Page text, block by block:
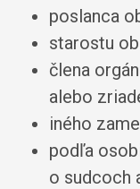
poslanca
starostu
člena
alebo
iného
podľa
o sudcoch